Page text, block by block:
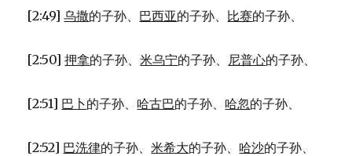
[2:49]乌撒的子孙、 巴西亚的子孙、 比赛的子孙、
[2:50]押拿的子孙、米乌宁的子孙、 尼普心的子孙、
[2:51] 巴卜的子孙、 哈古巴的子孙、 哈忽的子孙、
[2:52] 巴洗律的子孙、米希大的子孙、 哈沙的子孙、